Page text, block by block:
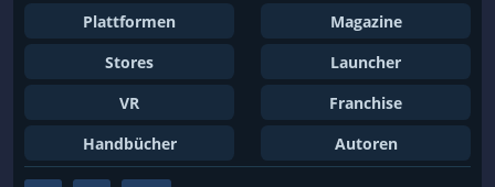
Plattformen
Magazine
Stores
Launcher
VR
Franchise
Handbücher
Autoren